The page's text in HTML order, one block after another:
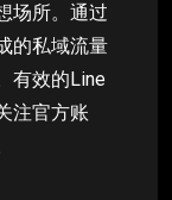
场所。通过
的私域流量
有效的Line
注官方账